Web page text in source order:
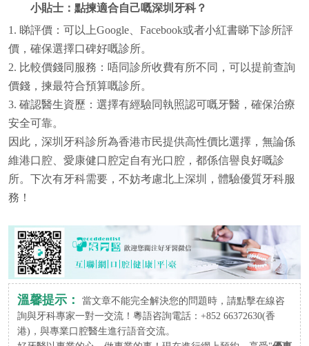
小貼士：點揀適合自己嘅深圳牙科？
1. 睇評價：可以上Google、Facebook或者小紅書睇下診所評
價，確保選擇口碑好嘅診所。
2. 比較價錢同服務：唔同診所收費有所不同，可以提前查詢
價錢，揀最符合預算嘅診所。
3. 確認醫生資歷：選擇有經驗同執照認可嘅牙醫，確保治療
安全可靠。
因此，深圳牙科診所為香港市民提供高性價比選擇，無論係
維港口腔、愛康健口腔定自有光口腔，都係信譽良好嘅診
所。下次有牙科需要，不妨考慮北上深圳，體驗優質牙科服
務！
溫馨提示：
當文章不能完全解決您的問題時，請點擊在線咨
詢與牙科專家一對一交流！粵語咨詢電話：+852 66372630(香
港)，與專業口腔醫生進行語音交流。